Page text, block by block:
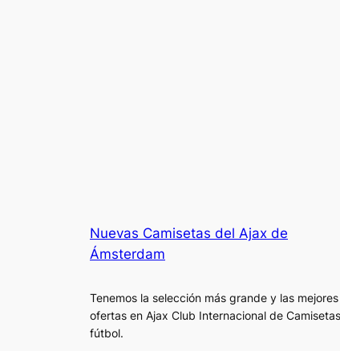
Nuevas Camisetas del Ajax de
Ámsterdam
Tenemos la selección más grande y las mejores
ofertas en Ajax Club Internacional de
fútbol.